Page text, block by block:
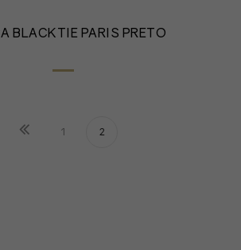
BLACKTIE PARIS PRETO
1 2